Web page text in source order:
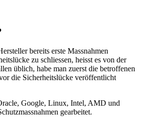
bereits erste Massnahmen
zu schliessen, heisst es von der
üblich, habe man zuerst die betroffenen
die Sicherheitslücke veröffentlicht
Google, Linux, Intel, AMD und
gearbeitet.